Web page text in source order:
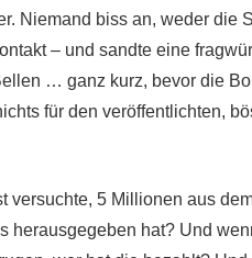
Niemand biss an, weder die
– und sandte eine
… ganz kurz, bevor die
für den veröffentlichten,
versuchte, 5 Millionen aus
herausgegeben hat? Und